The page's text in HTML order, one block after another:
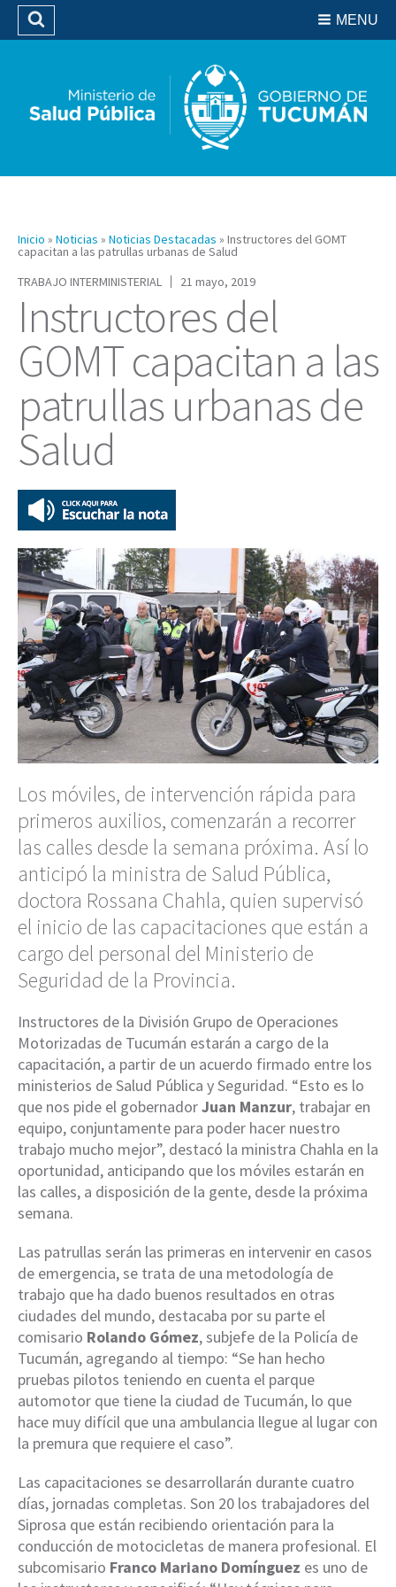
Biblioteca
MENU
Buscar
Inicio » Noticias » Noticias Destacadas » Instructores del GOMT
capacitan a las patrullas urbanas de Salud
TRABAJO INTERMINISTERIAL
21 mayo, 2019
Instructores del
GOMT capacitan a las
patrullas urbanas de
Salud
Los móviles, de intervención rápida para
primeros auxilios, comenzarán a recorrer
las calles desde la semana próxima. Así lo
anticipó la ministra de Salud Pública,
doctora Rossana Chahla, quien supervisó
el inicio de las capacitaciones que están a
cargo del personal del Ministerio de
Seguridad de la Provincia.
Instructores de la División Grupo de Operaciones
Motorizadas de Tucumán estarán a cargo de la
capacitación, a partir de un acuerdo firmado entre los
ministerios de Salud Pública y Seguridad. “Esto es lo
que nos pide el gobernadorJuan Manzur, trabajar en
equipo, conjuntamente para poder hacer nuestro
trabajo mucho mejor”, destacó la ministra Chahla en la
oportunidad, anticipando que los móviles estarán en
las calles, a disposición de la gente, desde la próxima
semana.
Las patrullas serán las primeras en intervenir en casos
de emergencia, se trata de una metodología de
trabajo que ha dado buenos resultados en otras
ciudades del mundo, destacaba por su parte el
comisario Rolando Gómez, subjefe de la Policía de
Tucumán, agregando al tiempo: “Se han hecho
pruebas pilotos teniendo en cuenta el parque
automotor que tiene la ciudad de Tucumán, lo que
hace muy difícil que una ambulancia llegue al lugar con
la premura que requiere el caso”.
Las capacitaciones se desarrollarán durante cuatro
días, jornadas completas. Son 20 los trabajadores del
Siprosa que están recibiendo orientación para la
conducción de motocicletas de manera profesional. El
subcomisario Franco Mariano Domínguez es uno de